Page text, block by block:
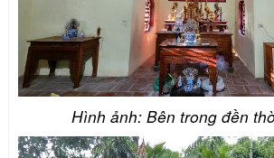
Hình ảnh: Bên trong đền